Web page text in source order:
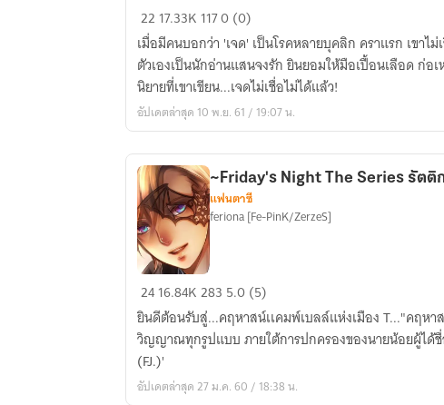
Love
Me
Till
The
End
คลั่ง.รัก.อันตราย
(
สนพ.SENSE
BOOK
)
22 17.33K 1170 (0)
เมื่อมีคนบอกว่า 'เจด' เป็นโรคหลายบุคลิก คราแรก เขาไ
ตัวเองเป็นนักอ่านแสนจงรัก ยินยอมให้มือเปื้อนเลือด ก่อ
นิยายที่เขาเขียน...เจดไม่เชื่อไม่ได้แล้ว!
อัปเดตล่าสุด 10 พ.ย. 61 / 19:07 น.
~Friday's
Night
The
Series
รัตติกาล
รวม
~Friday's Night The Series รัต
แฟนตาซี
feriona [Fe-PinK/ZerzeS]
2416.84K283 5.0 (5)
ยินดีต้อนรับสู่...คฤหาสน์เเคมพ์เบลล์แห่งเมือง T..."คฤหา
วิญญาณทุกรูปแบบ ภายใต้การปกครองของนายน้อยผู้ได้ชื่
(FJ.)'
อัปเดตล่าสุด 27 ม.ค. 60 / 18:38 น.